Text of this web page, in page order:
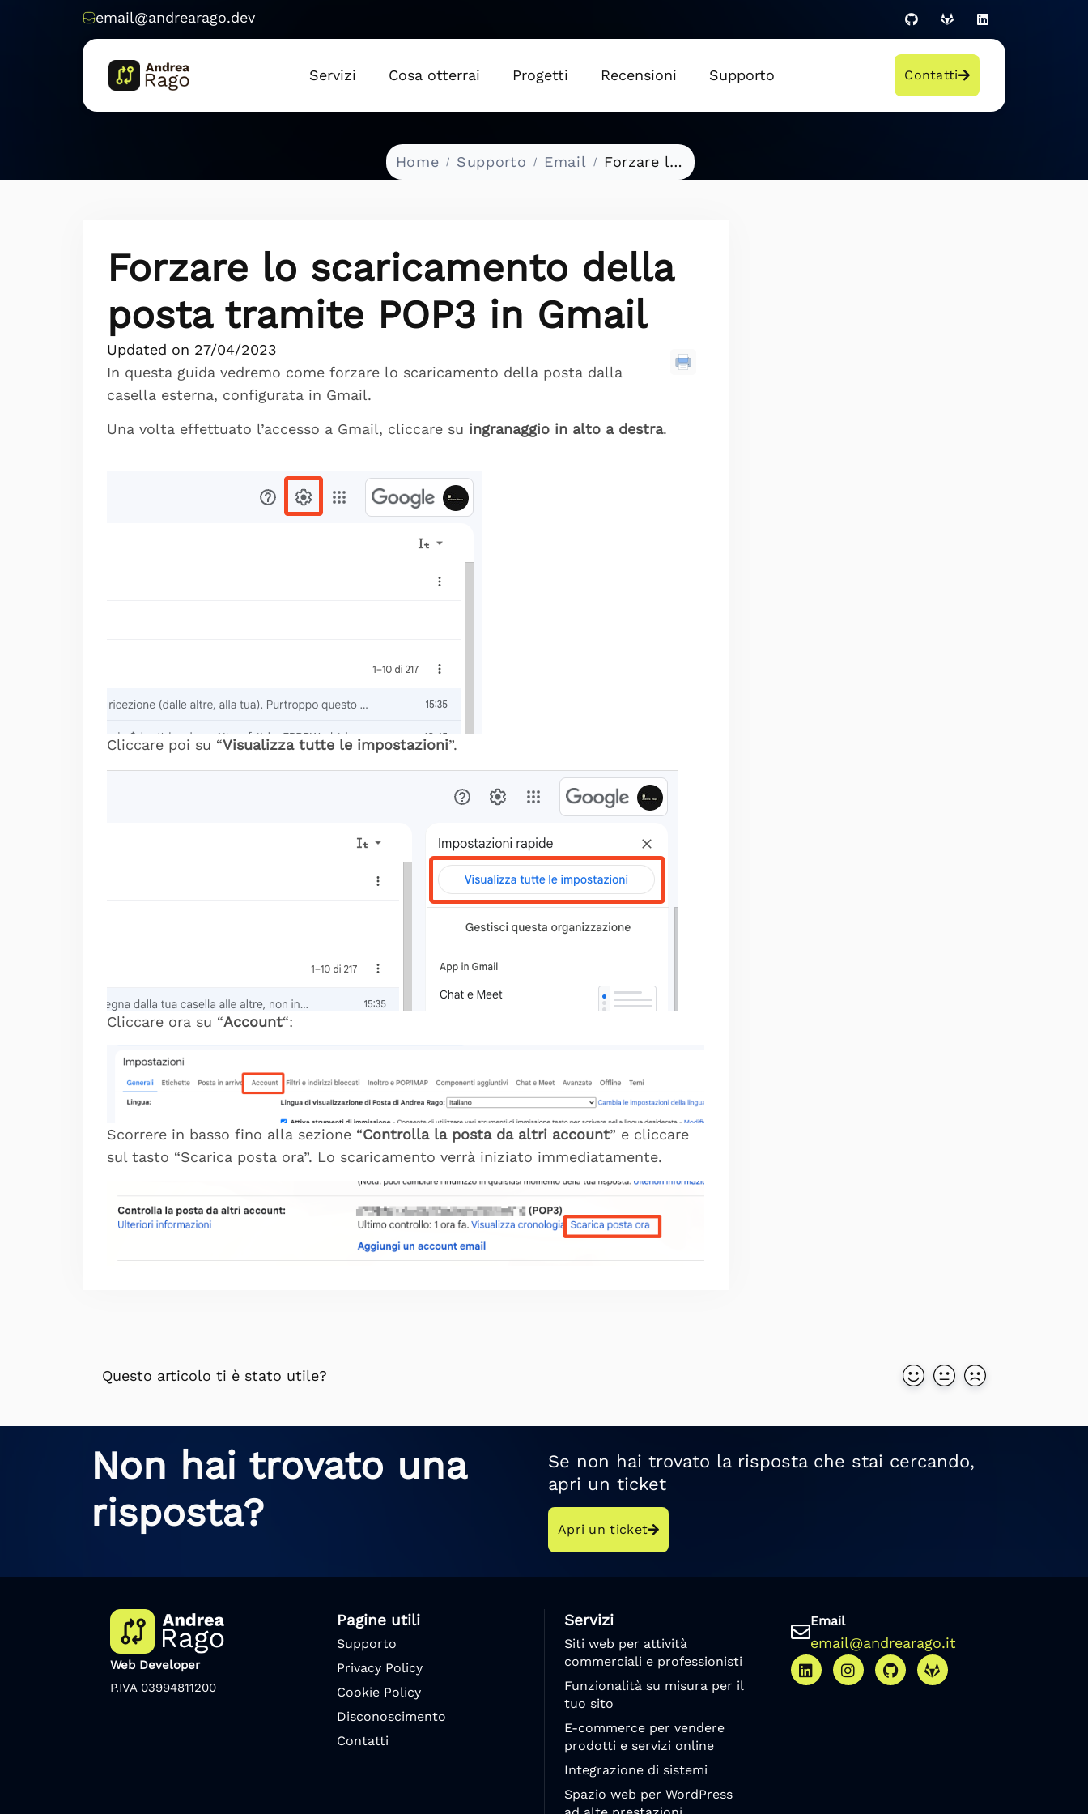
email@andrearago.dev
Servizi Cosa otterrai Progetti Recensioni Supporto Contatti
Home Supporto Email Forzare lo scaricamento della posta tramite POP3 in Gmail
Forzare lo scaricamento della
posta tramite POP3 in Gmail
Updated on 27/04/2023
In questa guida vedremo come forzare lo scaricamento della posta dalla
casella esterna, configurata in Gmail.
Una volta effettuato l’accesso a Gmail, cliccare su ingranaggio in alto a destra.
Cliccare poi su “Visualizza tutte le impostazioni”.
Cliccare ora su “Account“:
Scorrere in basso fino alla sezione “Controlla la posta da altri account” e cliccare
sul tasto “Scarica posta ora”. Lo scaricamento verrà iniziato immediatamente.
Questo articolo ti è stato utile?
Non hai trovato una
risposta?
Se non hai trovato la risposta che stai cercando,
apri un ticket
Apri un ticket
Web Developer
P.IVA 03994811200
Pagine utili
Supporto
Privacy Policy
Cookie Policy
Disconoscimento
Contatti
Servizi
Siti web per attività
commerciali e professionisti
Funzionalità su misura per il
tuo sito
E-commerce per vendere
prodotti e servizi online
Integrazione di sistemi
Spazio web per WordPress
Email
email@andrearago.it